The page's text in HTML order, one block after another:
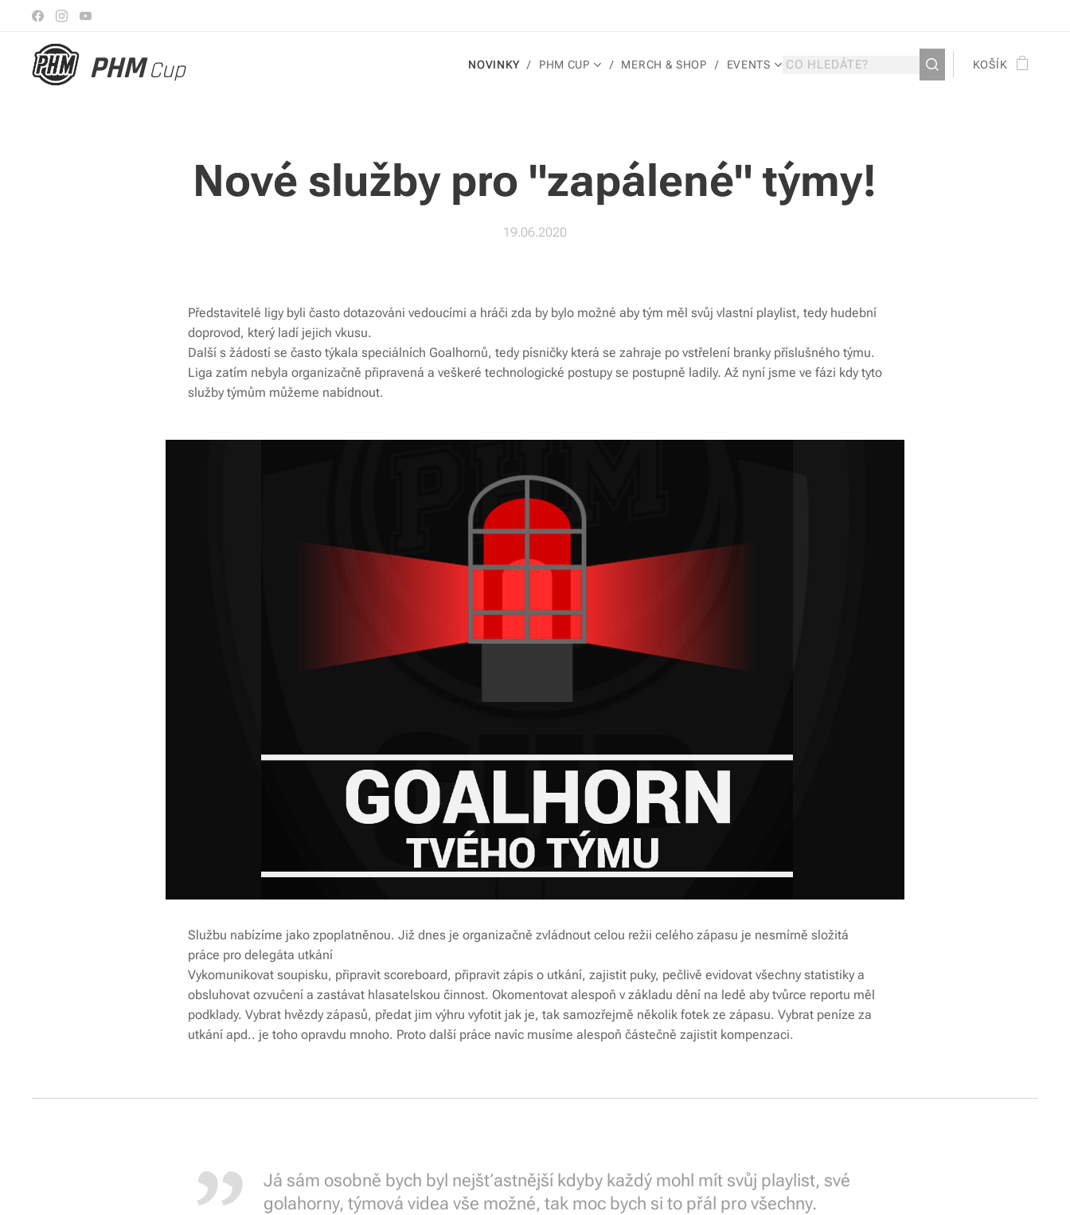
PHM Cup NOVINKY PHM CUP MERCH & SHOP EVENTS KOŠÍK
Nové služby pro "zapálené" týmy!
19.06.2020
Představitelé ligy byli často dotazováni vedoucími a hráči zda by bylo možné aby tým měl svůj vlastní playlist, tedy hudební
doprovod, který ladí jejich vkusu.
Další s žádostí se často týkala speciálních Goalhornů, tedy písničky která se zahraje po vstřelení branky příslušného týmu.
Liga zatím nebyla organizačně připravená a veškeré technologické postupy se postupně ladily. Až nyní jsme ve fázi kdy tyto
služby týmům můžeme nabídnout.
Službu nabízíme jako zpoplatněnou. Již dnes je organizačně zvládnout celou režii celého zápasu je nesmírně složitá
práce pro delegáta utkání
Vykomunikovat soupisku, připravit scoreboard, připravit zápis o utkání, zajistit puky, pečlivě evidovat všechny statistiky a
obsluhovat ozvučení a zastávat hlasatelskou činnost. Okomentovat alespoň v základu dění na ledě aby tvůrce reportu měl
podklady. Vybrat hvězdy zápasů, předat jim výhru vyfotit jak je, tak samozřejmě několik fotek ze zápasu. Vybrat peníze za
utkání apd.. je toho opravdu mnoho. Proto další práce navíc musíme alespoň částečně zajistit kompenzaci.
Já sám osobně bych byl nejšťastnější kdyby každý mohl mít svůj playlist, své
golahorny, týmová videa vše možné, tak moc bych si to přál pro všechny.